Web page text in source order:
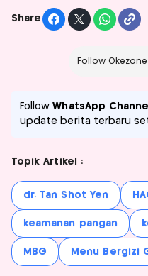
Share
Follow
FollowWhatsApp
update berita terbaru
Topik Artikel :
dr. Tan Shot Yen
keamanan pangan
MBG Menu Bergizi